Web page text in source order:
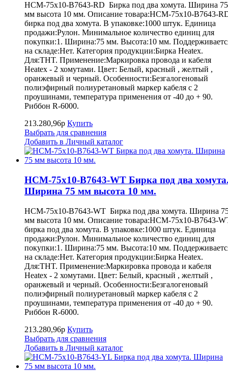
HCM-75x10-B7643-RD Бирка под два хомута. Ширина 75
мм высота 10 мм. Описание товара:HCM-75x10-B7643-
бирка под два хомута. В упаковке:1000 штук. Единица
продажи:Рулон. Минимальное количество единиц для
покупки:1. Ширина:75 мм. Высота:10 мм.
на складе:Нет. Категория продукции:Бирка Heatex.
Для:THT. Применение:Маркировка провода и кабеля
Heatex - 2 хомутами. Цвет: Белый, красный , желтый ,
оранжевый и черный. Особенности:Безгалогеновый
полиэфирный полиуретановый маркер кабеля с 2
проушинами, температура применения от -40 до + 90.
Риббон R-6000.
213.280,96р Купить
Выбрать для сравнения
Добавить в Личный каталог
HCM-75x10-B7643-WT Бирка под два
Ширина 75 мм высота 10 мм.
HCM-75x10-B7643-WT Бирка под два хомута. Ширина
мм высота 10 мм. Описание товара:HCM-75x10-B7643-
бирка под два хомута. В упаковке:1000 штук. Единица
продажи:Рулон. Минимальное количество единиц для
покупки:1. Ширина:75 мм. Высота:10 мм.
на складе:Нет. Категория продукции:Бирка Heatex.
Для:THT. Применение:Маркировка провода и кабеля
Heatex - 2 хомутами. Цвет: Белый, красный , желтый ,
оранжевый и черный. Особенности:Безгалогеновый
полиэфирный полиуретановый маркер кабеля с 2
проушинами, температура применения от -40 до + 90.
Риббон R-6000.
213.280,96р Купить
Выбрать для сравнения
Добавить в Личный каталог